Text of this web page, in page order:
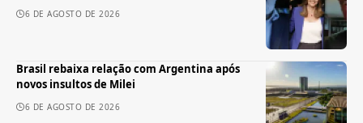
6 DE AGOSTO DE 2026
Brasil rebaixa relação com Argentina após
novos insultos de Milei
6 DE AGOSTO DE 2026